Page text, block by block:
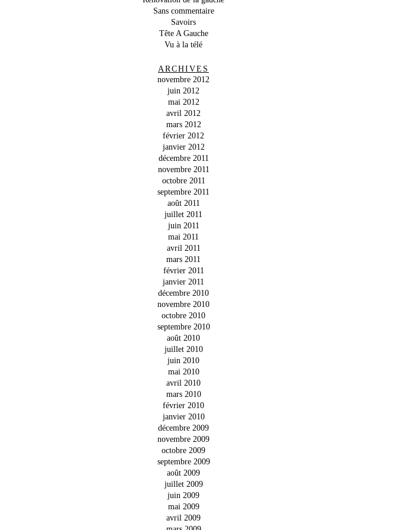
Sans commentaire
Savoirs
Tête A Gauche
Vu à la télé
ARCHIVES
novembre 2012
juin 2012
mai 2012
avril 2012
mars 2012
février 2012
janvier 2012
décembre 2011
novembre 2011
octobre 2011
septembre 2011
août 2011
juillet 2011
juin 2011
mai 2011
avril 2011
mars 2011
février 2011
janvier 2011
décembre 2010
novembre 2010
octobre 2010
septembre 2010
août 2010
juillet 2010
juin 2010
mai 2010
avril 2010
mars 2010
février 2010
janvier 2010
décembre 2009
novembre 2009
octobre 2009
septembre 2009
août 2009
juillet 2009
juin 2009
mai 2009
avril 2009